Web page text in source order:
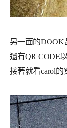
另一面的DOOK
還有QR CODE
接著就看carol的